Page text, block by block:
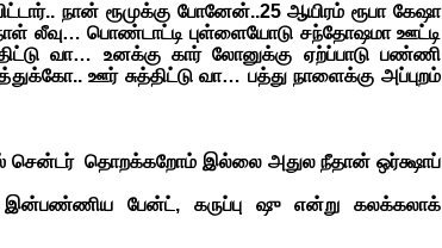
நான் ரூமுக்கு போனேன்..25 ஆயிரம் ரூபா கேஷா
லீவு… பொண்டாட்டி புள்ளையோடு சந்தோஷமா ஊட்டி
வா… உனக்கு கார் லோனுக்கு ஏற்ப்பாடு பண்ணி
ஊர் சுத்திட்டு வா… பத்து நாளைக்கு அப்புறம்
சென்டர் தொறக்கறோம் இல்லை அதுல நீதான் ஒர்க்ஷாப்
இன்பண்ணிய பேன்ட், கருப்பு ஷு என்று கலக்கலாக்